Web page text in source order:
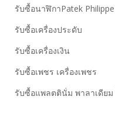
รับซื้อนาฬิกาPatek Philippe
รับซื้อเครื่องประดับ
รับซื้อเครื่องเงิน
รับซื้อเพชร เครื่องเพชร
รับซื้อแพลตตินั่ม พาลาเดียม